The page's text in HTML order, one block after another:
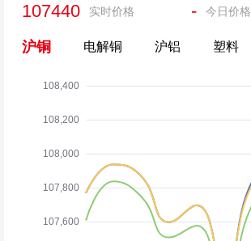
107440
实时价格 - 今日价格
沪铜 电解铜 沪铝 塑料